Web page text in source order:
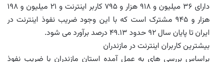
دارای ۳۶ میلیون و ۹۱۸ هزار و ۷۹۵ کاربر اینترنت و ۲۱ میلیون و ۱۹۸
هزار و ۹۴۵ مشترک است که با این وجود ضریب نفوذ اینترنت در
ایران تا پایان سال ۹۲ حدود ۴۹.۱۳ درصد برآورد می شود.
بیشترین کاربران اینترنت در مازندران
براساس بررسی های به عمل آمده استان مازندران با ضریب نفوذ